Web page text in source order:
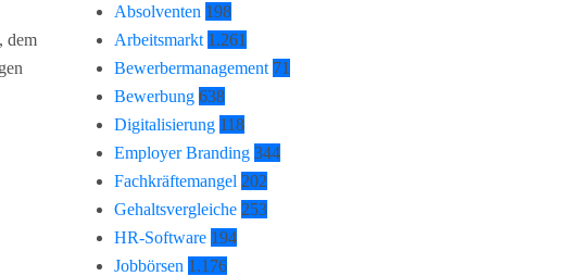
dem
Absolventen 198
Arbeitsmarkt 1.261
Bewerbermanagement 71
Bewerbung 638
Digitalisierung 118
Employer Branding 344
Fachkräftemangel 202
Gehaltsvergleiche 253
HR-Software 194
Jobbörsen 1.176